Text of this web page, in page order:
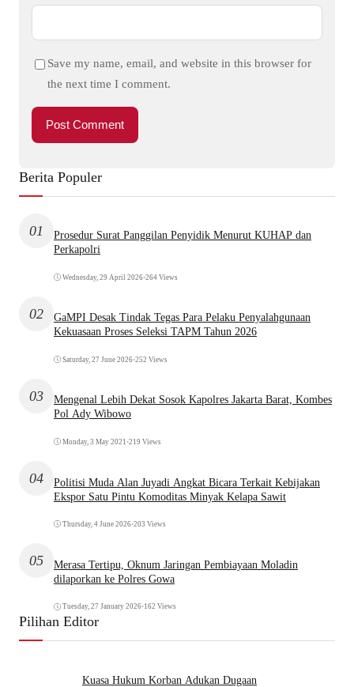
Save my name, email, and website in this browser for
the next time I comment.
Berita Populer
01
Prosedur Surat Panggilan Penyidik Menurut KUHAP dan
Perkapolri
Wednesday, 29 April 2026•264 Views
02
GaMPI Desak Tindak Tegas Para Pelaku Penyalahgunaan
Kekuasaan Proses Seleksi TAPM Tahun 2026
Saturday, 27 June 2026•252 Views
03
Mengenal Lebih Dekat Sosok Kapolres Jakarta Barat, Kombes
Pol Ady Wibowo
Monday, 3 May 2021 •219 Views
04
Politisi Muda Alan Juyadi Angkat Bicara Terkait Kebijakan
Ekspor Satu Pintu Komoditas Minyak Kelapa Sawit
Thursday, 4 June 2026•203 Views
05
Merasa Tertipu, Oknum Jaringan Pembiayaan Moladin
dilaporkan ke Polres Gowa
Tuesday, 27 January 2026•162 Views
Pilihan Editor
Kuasa Hukum Korban Adukan Dugaan